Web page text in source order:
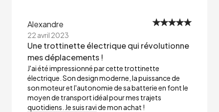
Alexandre
22 avril 2023
Une trottinette électrique qui révolutionne
mes déplacements !
J'ai été impressionné par cette trottinette
électrique. Son design moderne, la puissance de
son moteur et l'autonomie de sa batterie en font le
moyen de transport idéal pour mes trajets
quotidiens. Je suis ravi de mon achat !